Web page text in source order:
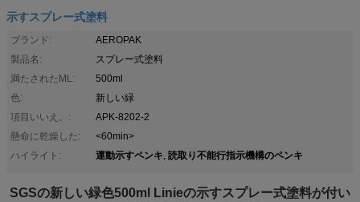
示すスプレー式塗料
ブランド:
AEROPAK
製品名:
スプレー式塗料
満たされたML:
500ml
色:
新しい緑
項目いいえ。:
APK-8202-2
懸命に乾燥した:
<60min>
ハイライト:
運動示すペンキ, 読取り不能行指示機構のペンキ
SGSの新しい緑色500ml Linieの示すスプレー式塗料が付い